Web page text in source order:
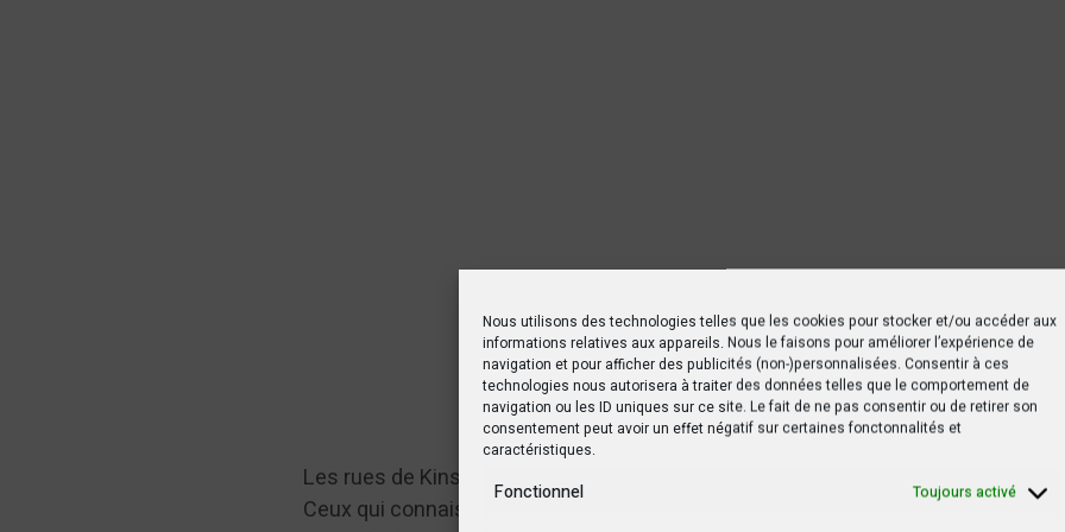
Nous utilisons des technologies telles que les cookies pour stocker et/ou accéder aux
informations relatives aux appareils. Nous le faisons pour améliorer l’expérience de
navigation et pour afficher des publicités (non-)personnalisées. Consentir à ces
technologies nous autorisera à traiter des données telles que le comportement de
navigation ou les ID uniques sur ce site. Le fait de ne pas consentir ou de retirer son
consentement peut avoir un effet négatif sur certaines fonctonnalités et
caractéristiques.
Fonctionnel Toujours activé
Les rues de Kinshasa sous les eaux de pluie
Ceux qui connaissent la Vénétie, une région du sud de l’Italie, n’ont guère hésité à